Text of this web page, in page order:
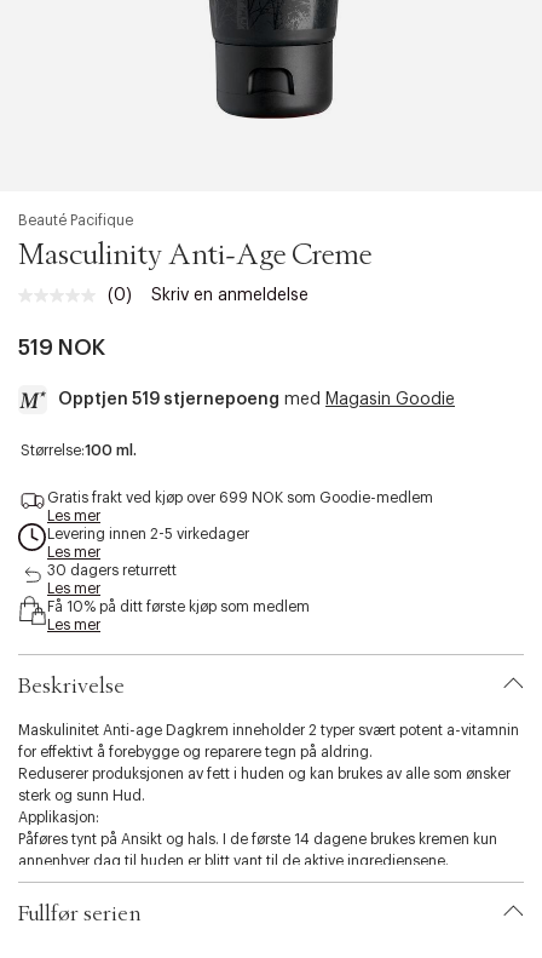
Beauté Pacifique
Masculinity Anti-Age Creme
Ingen
(0) Skriv en anmeldelse
519 NOK
Opptjen 519 stjernepoeng med Magasin Goodie
a
c
s
b
i
t
.
v
a
r
i
a
t
i
o
Størrelse:100 ml.
Gratis frakt ved kjøp over 699 NOK som Goodie-medlem
Les mer
Levering innen 2-5 virkedager
Les mer
30 dagers returrett
Les mer
Få 10% på ditt første kjøp som medlem
Les mer
Beskrivelse
Maskulinitet Anti-age Dagkrem inneholder 2 typer svært potent a-vitamnin
for effektivt å forebygge og reparere tegn på aldring.
Reduserer produksjonen av fett i huden og kan brukes av alle som ønsker
sterk og sunn Hud.
Applikasjon:
Påføres tynt på Ansikt og hals. I de første 14 dagene brukes kremen kun
annenhver dag til huden er blitt vant til de aktive ingrediensene.
Fullfør serien